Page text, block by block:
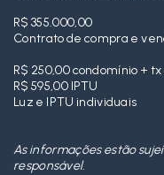
R$ 355.000,00
Contrato de compra e
R$ 250,00 condomínio +
R$ 595,00 IPTU
Luz e IPTU individuais
As informações estão
responsável.